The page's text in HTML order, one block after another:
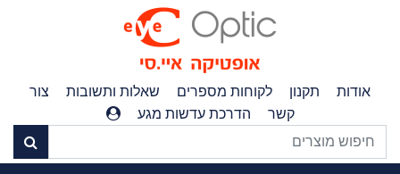
אודות תקנון לקוחות מספרים שאלות ותשובות
צור
קשר
הדרכת עדשות מגע